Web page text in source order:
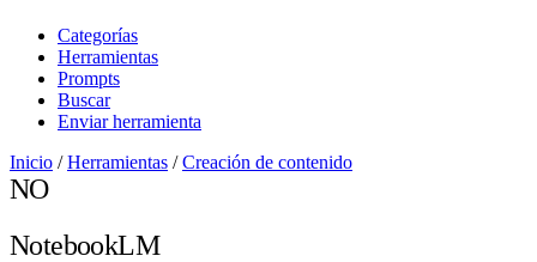
Categorías
Herramientas
Prompts
Buscar
Enviar herramienta
Inicio / Herramientas / Creación de contenido
NO
NotebookLM